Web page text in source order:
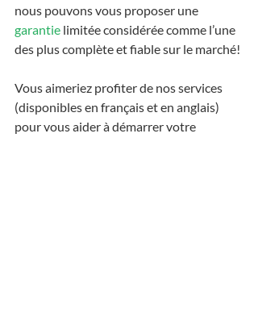
nous pouvons vous proposer une
garantie limitée considérée comme l’une
des plus complète et fiable sur le marché!
Vous aimeriez profiter de nos services
(disponibles en français et en anglais)
pour vous aider à démarrer votre